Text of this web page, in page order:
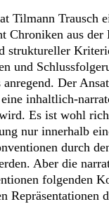
Tilmann Trausch
Chroniken aus
struktureller
und
anregend. Der
inhaltlich-
Es ist wohl
nur innerhalb
durch
Aber die
folgenden
Repräsentationen